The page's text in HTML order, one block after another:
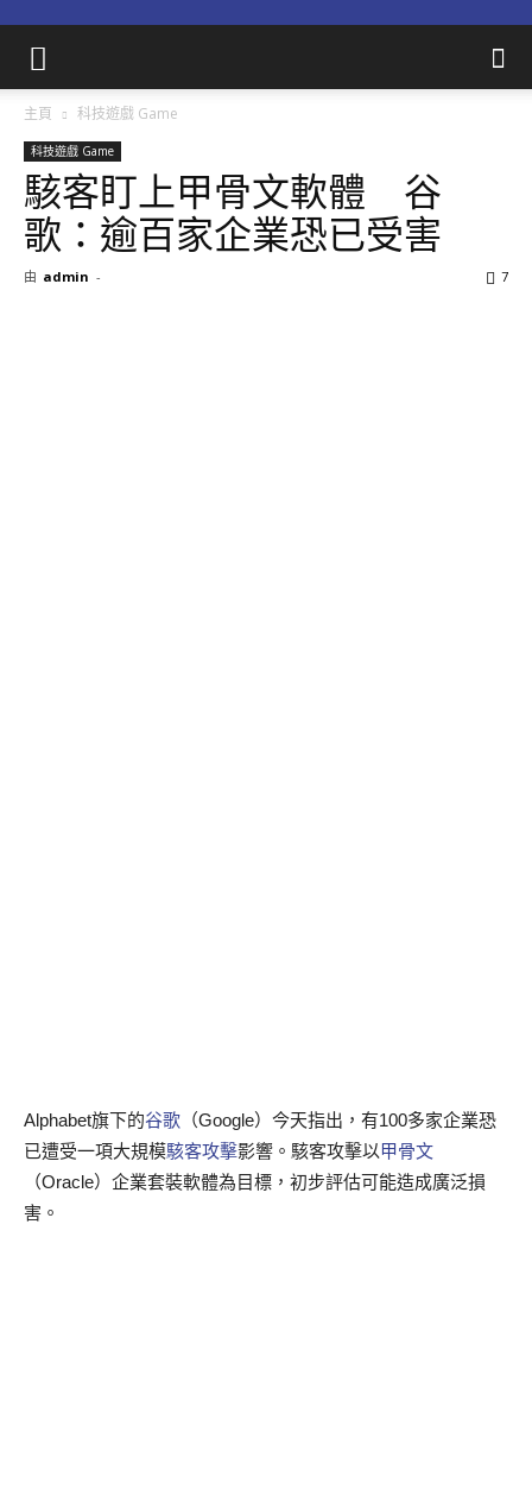
主頁 科技遊戲 Game
科技遊戲 Game
駭客盯上甲骨文軟體 谷
歌：逾百家企業恐已受害
由 admin - 7
Alphabet旗下的谷歌 （Google）今天指出，有100多家企業恐
已遭受一項大規模駭客攻擊影響。駭客攻擊以甲骨文
（Oracle）企業套裝軟體為目標，初步評估可能造成廣泛損
害。